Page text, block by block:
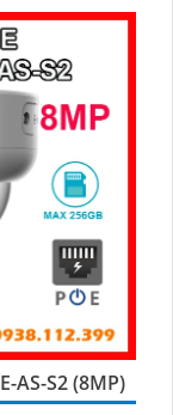
cảnh báo sai,
PoE
AS-S2 (8MP)